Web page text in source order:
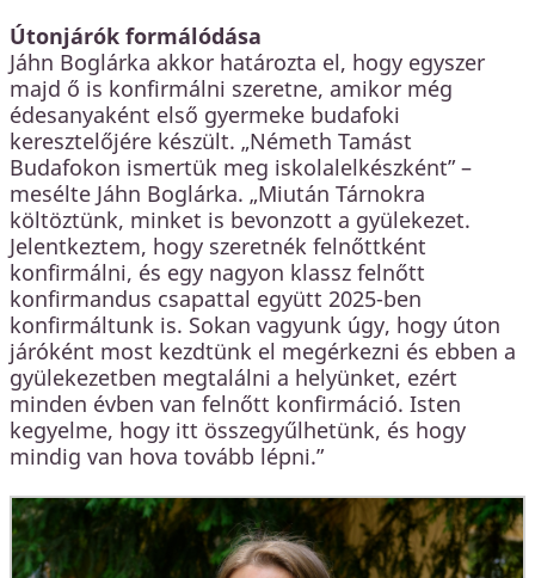
Útonjárók formálódása
Jáhn Boglárka akkor határozta el, hogy egyszer
majd ő is konfirmálni szeretne, amikor még
édesanyaként első gyermeke budafoki
keresztelőjére készült. „Németh Tamást
Budafokon ismertük meg iskolalelkészként” –
mesélte Jáhn Boglárka. „Miután Tárnokra
költöztünk, minket is bevonzott a gyülekezet.
Jelentkeztem, hogy szeretnék felnőttként
konfirmálni, és egy nagyon klassz felnőtt
konfirmandus csapattal együtt 2025-ben
konfirmáltunk is. Sokan vagyunk úgy, hogy úton
járóként most kezdtünk el megérkezni és ebben a
gyülekezetben megtalálni a helyünket, ezért
minden évben van felnőtt konfirmáció. Isten
kegyelme, hogy itt összegyűlhetünk, és hogy
mindig van hova tovább lépni.”